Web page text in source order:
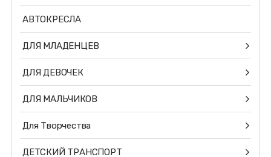
АВТОКРЕСЛА
ДЛЯ МЛАДЕНЦЕВ
ДЛЯ ДЕВОЧЕК
ДЛЯ МАЛЬЧИКОВ
Для Творчества
ДЕТСКИЙ ТРАНСПОРТ